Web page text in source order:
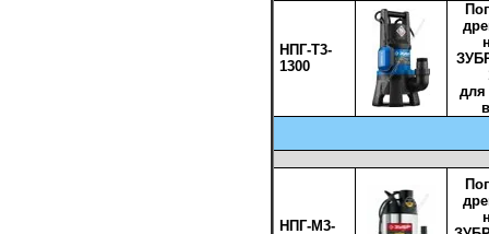
НПГ-Т3-
1300
для
НПГ-М3-